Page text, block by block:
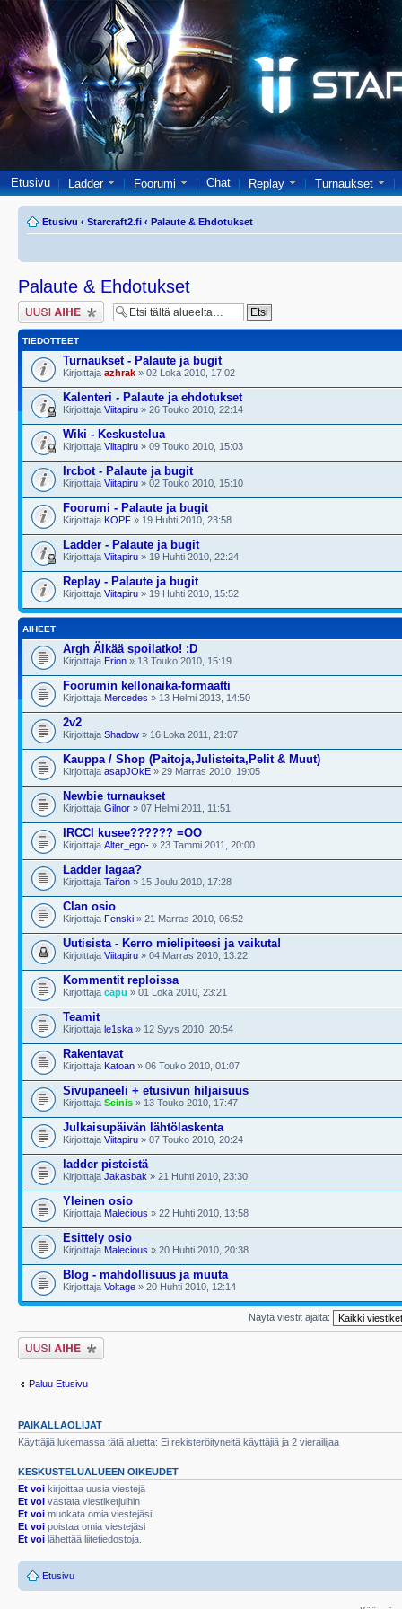
Etusivu Ladder Foorumi Chat Replay Turnaukset
Etusivu ‹ Starcraft2.fi ‹ Palaute & Ehdotukset
Palaute & Ehdotukset
Lähetä uusi viesti
TIEDOTTEET
Turnaukset - Palaute ja bugit
Kirjoittaja azhrak » 02 Loka 2010, 17:02
Kalenteri - Palaute ja ehdotukset
Kirjoittaja Viitapiru » 26 Touko 2010, 22:14
Wiki - Keskustelua
Kirjoittaja Viitapiru » 09 Touko 2010, 15:03
Ircbot - Palaute ja bugit
Kirjoittaja Viitapiru » 02 Touko 2010, 15:10
Foorumi - Palaute ja bugit
Kirjoittaja KOPF » 19 Huhti 2010, 23:58
Ladder - Palaute ja bugit
Kirjoittaja Viitapiru » 19 Huhti 2010, 22:24
Replay - Palaute ja bugit
Kirjoittaja Viitapiru » 19 Huhti 2010, 15:52
AIHEET
Argh Älkää spoilatko! :D
Kirjoittaja Erion » 13 Touko 2010, 15:19
Foorumin kellonaika-formaatti
Kirjoittaja Mercedes » 13 Helmi 2013, 14:50
2v2
Kirjoittaja Shadow » 16 Loka 2011, 21:07
Kauppa / Shop (Paitoja,Julisteita,Pelit & Muut)
Kirjoittaja asapJOkE » 29 Marras 2010, 19:05
Newbie turnaukset
Kirjoittaja Gilnor » 07 Helmi 2011, 11:51
IRCCI kusee?????? =OO
Kirjoittaja Alter_ego- » 23 Tammi 2011, 20:00
Ladder lagaa?
Kirjoittaja Taifon » 15 Joulu 2010, 17:28
Clan osio
Kirjoittaja Fenski » 21 Marras 2010, 06:52
Uutisista - Kerro mielipiteesi ja vaikuta!
Kirjoittaja Viitapiru » 04 Marras 2010, 13:22
Kommentit reploissa
Kirjoittaja capu » 01 Loka 2010, 23:21
Teamit
Kirjoittaja le1ska » 12 Syys 2010, 20:54
Rakentavat
Kirjoittaja Katoan » 06 Touko 2010, 01:07
Sivupaneeli + etusivun hiljaisuus
Kirjoittaja Seinis » 13 Touko 2010, 17:47
Julkaisupäivän lähtölaskenta
Kirjoittaja Viitapiru » 07 Touko 2010, 20:24
ladder pisteistä
Kirjoittaja Jakasbak » 21 Huhti 2010, 23:30
Yleinen osio
Kirjoittaja Malecious » 22 Huhti 2010, 13:58
Esittely osio
Kirjoittaja Malecious » 20 Huhti 2010, 20:38
Blog - mahdollisuus ja muuta
Kirjoittaja Voltage » 20 Huhti 2010, 12:14
Näytä viestit ajalta:
Lähetä uusi viesti
Paluu Etusivu
PAIKALLAOLIJAT
Käyttäjiä lukemassa tätä aluetta: Ei rekisteröityneitä käyttäjiä ja 2 vierailijaa
KESKUSTELUALUEEN OIKEUDET
Et voi kirjoittaa uusia viestejä
Et voi vastata viestiketjuihin
Et voi muokata omia viestejäsi
Et voi poistaa omia viestejäsi
Et voi lähettää liitetiedostoja.
Etusivu